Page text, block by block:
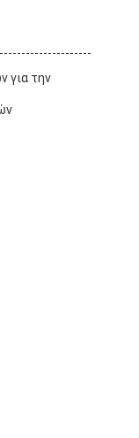
για την